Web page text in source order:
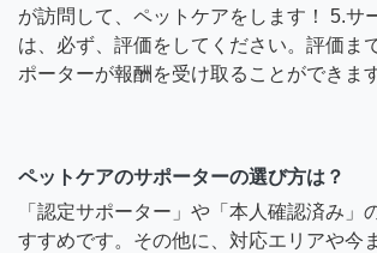
が訪問して、ペットケアをします！ 5.サ
は、必ず、評価をしてください。評価ま
ポーターが報酬を受け取ることができます
ペットケアのサポーターの選び方は？
「認定サポーター」や「本人確認済み」
すすめです。その他に、対応エリアや今